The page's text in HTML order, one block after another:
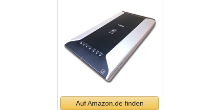
Auf Amazon.de finden